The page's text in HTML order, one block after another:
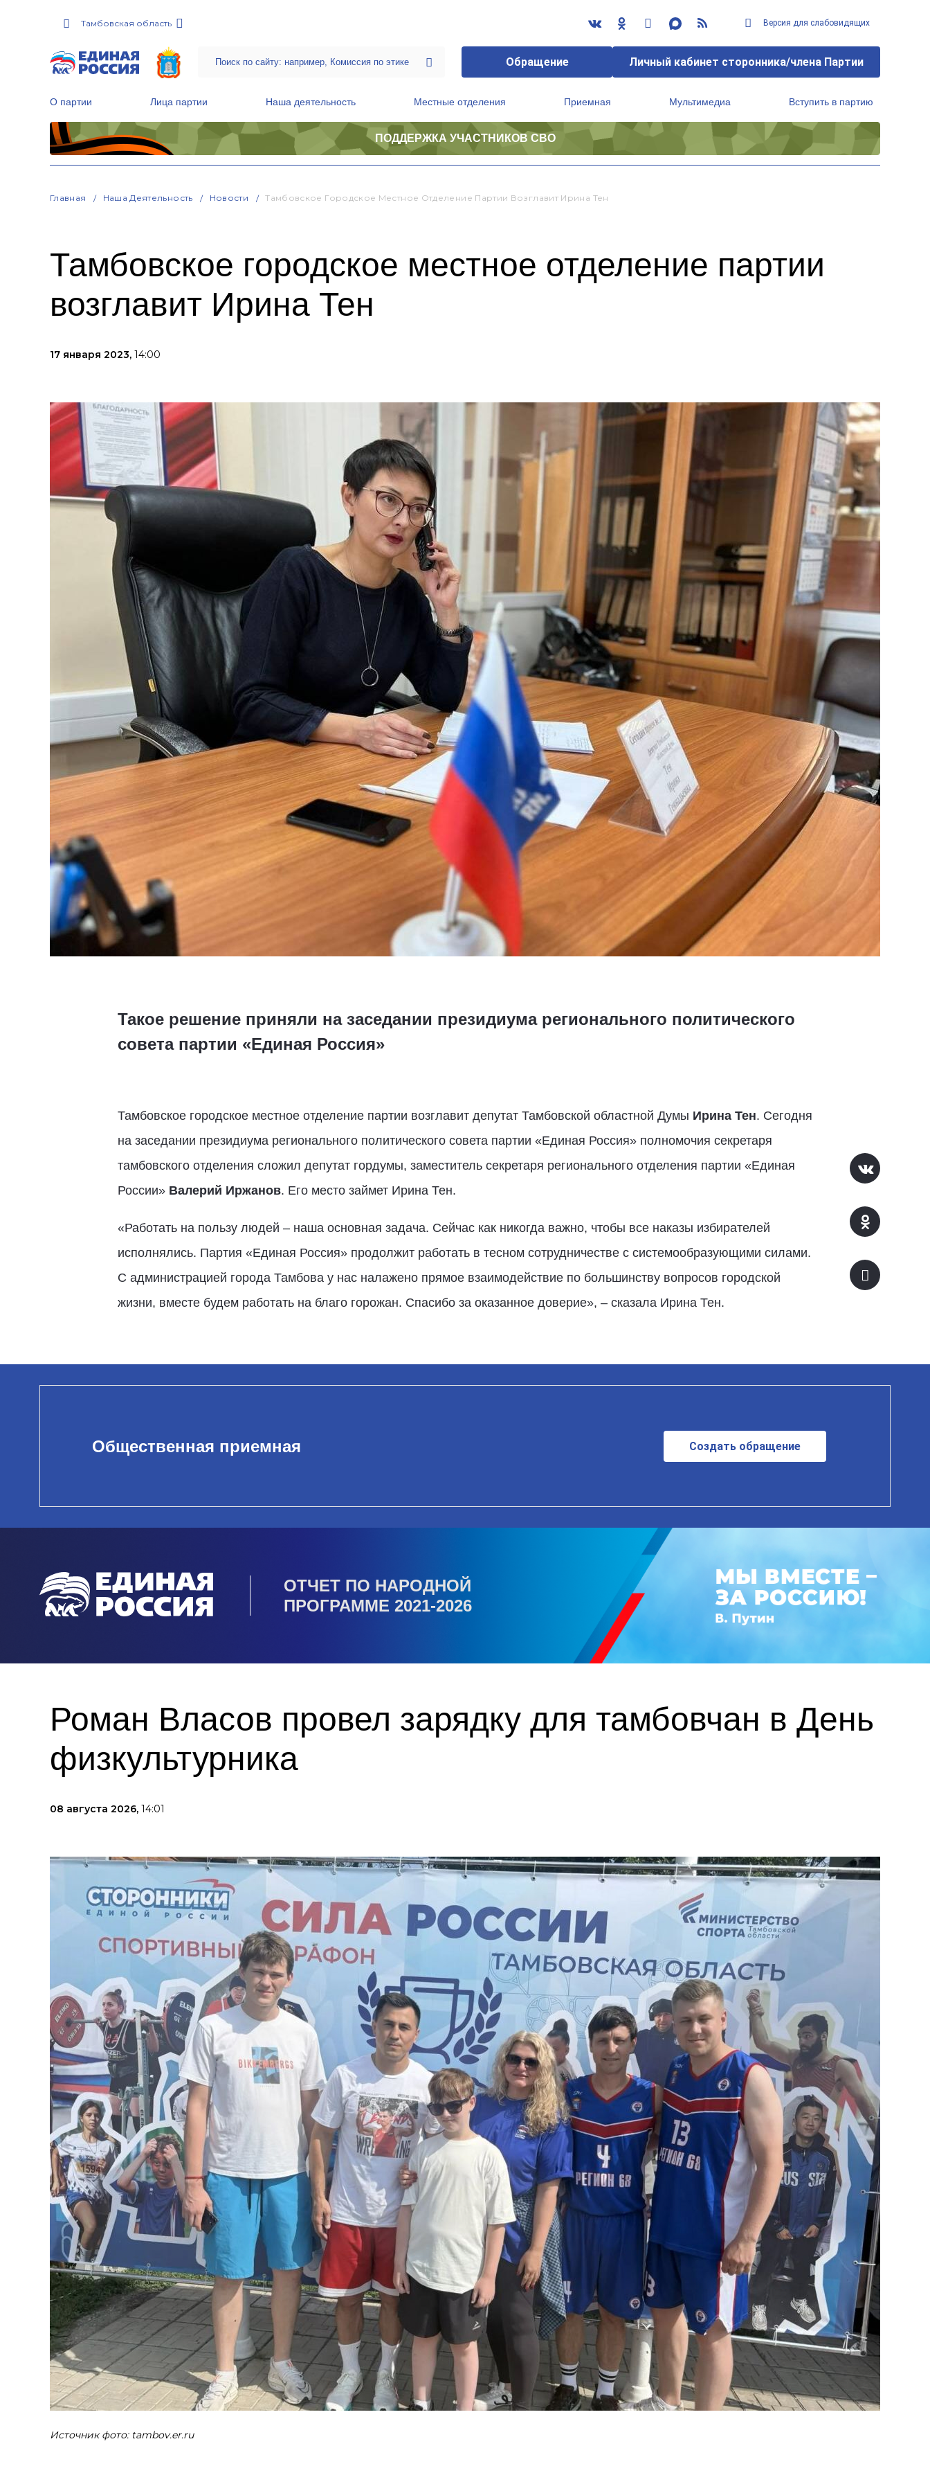
Тамбовская область Версия для слабовидящих
Обращение Личный кабинет сторонника/члена Партии
О партии Лица партии Наша деятельность Местные отделения Приемная Мультимедиа Вступить в партию
ПОДДЕРЖКА УЧАСТНИКОВ СВО
Главная Наша Деятельность Новости Тамбовское Городское Местное Отделение Партии Возглавит Ирина Тен
Тамбовское городское местное отделение партии
возглавит Ирина Тен
17 января 2023, 14:00
Такое решение приняли на заседании президиума регионального политического
совета партии «Единая Россия»
Тамбовское городское местное отделение партии возглавит депутат Тамбовской областной Думы Ирина Тен. Сегодня
на заседании президиума регионального политического совета партии «Единая Россия» полномочия секретаря
тамбовского отделения сложил депутат гордумы, заместитель секретаря регионального отделения партии «Единая
России» Валерий Иржанов. Его место займет Ирина Тен.
«Работать на пользу людей – наша основная задача. Сейчас как никогда важно, чтобы все наказы избирателей
исполнялись. Партия «Единая Россия» продолжит работать в тесном сотрудничестве с системообразующими силами.
С администрацией города Тамбова у нас налажено прямое взаимодействие по большинству вопросов городской
жизни, вместе будем работать на благо горожан. Спасибо за оказанное доверие», – сказалаИрина Тен.
Общественная приемная Создать обращение
ОТЧЕТ ПО НАРОДНОЙ
ПРОГРАММЕ 2021-2026
Роман Власов провел зарядку для тамбовчан в День
физкультурника
08 августа 2026, 14:01
Источник фото: tambov.er.ru